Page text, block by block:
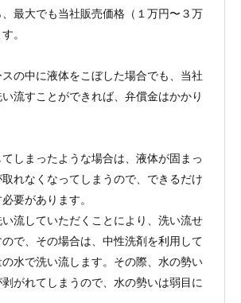
、最大でも当社販売価格（１万円〜３万
。
の中に液体をこぼした場合でも、当社
流すことができれば、弁償金はかかり
しまったような場合は、液体が固まっ
れなくなってしまうので、できるだけ
要があります。
流していただくことにより、洗い流せ
で、その場合は、中性洗剤を利用して
水で洗い流します。その際、水の勢い
がれてしまうので、水の勢いは弱目に